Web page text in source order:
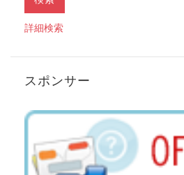
詳細検索
スポンサー